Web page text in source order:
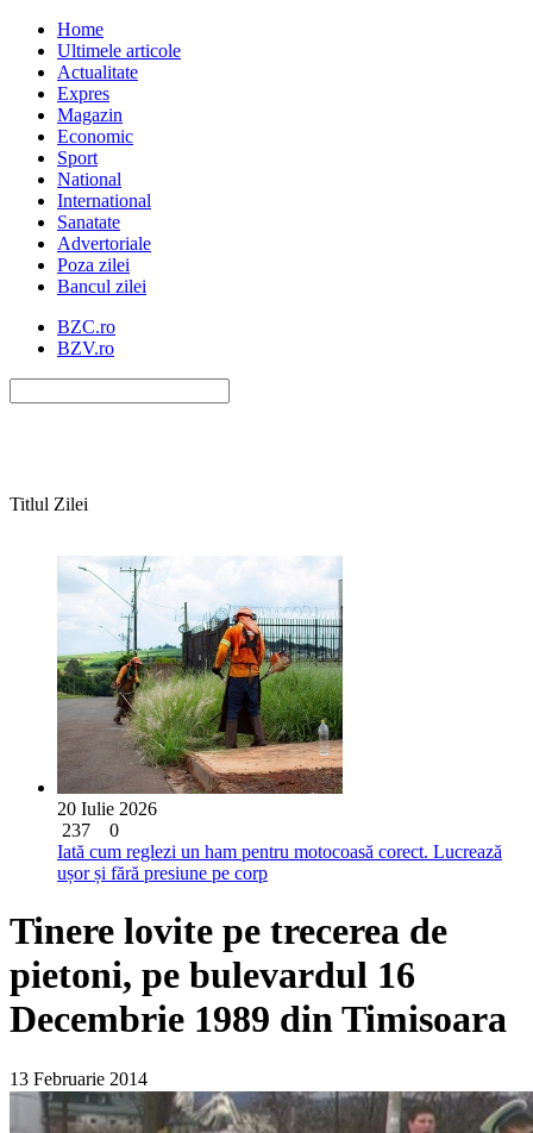
Home
Ultimele articole
Actualitate
Expres
Magazin
Economic
Sport
National
International
Sanatate
Advertoriale
Poza zilei
Bancul zilei
BZC.ro
BZV.ro
Titlul Zilei
20 Iulie 2026
237
0
Iată cum reglezi un ham pentru motocoasă corect. Lucrează
ușor și fără presiune pe corp
Tinere lovite pe trecerea de
pietoni, pe bulevardul 16
Decembrie 1989 din Timisoara
13 Februarie 2014